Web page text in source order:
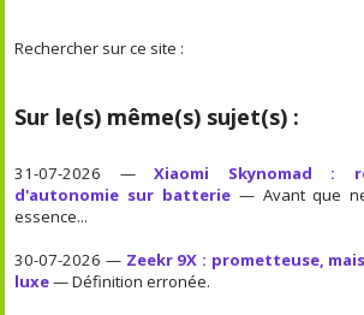
Rechercher sur ce site :
Sur le(s) même(s) sujet(s) :
31-07-2026 —Xiaomi Skynomad :
d'autonomie sur batterie — Avant que
essence...
30-07-2026 — Zeekr 9X : prometteuse,
luxe— Définition erronée.